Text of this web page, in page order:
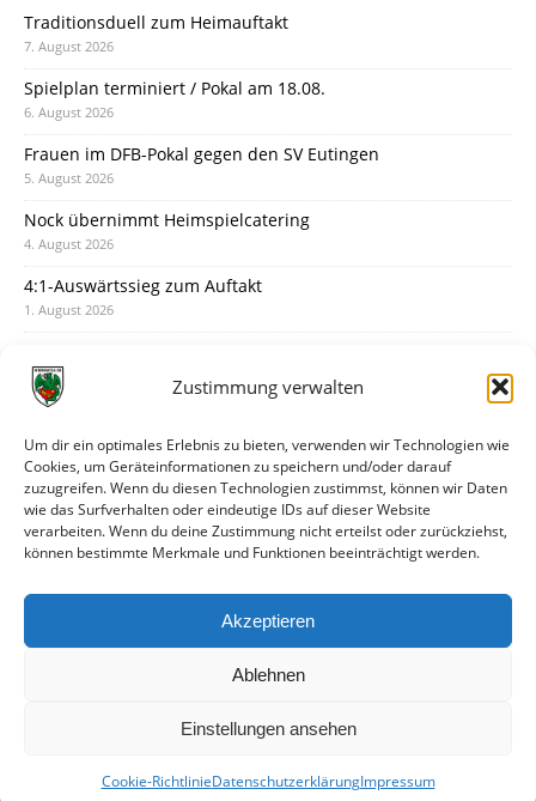
Zustimmung verwalten
Um dir ein optimales Erlebnis zu bieten, verwenden wir Technologien wie
Cookies, um Geräteinformationen zu speichern und/oder darauf
zuzugreifen. Wenn du diesen Technologien zustimmst, können wir Daten
wie das Surfverhalten oder eindeutige IDs auf dieser Website
verarbeiten. Wenn du deine Zustimmung nicht erteilst oder zurückziehst,
können bestimmte Merkmale und Funktionen beeinträchtigt werden.
Akzeptieren
Ablehnen
Einstellungen ansehen
Cookie-RichtlinieDatenschutzerklärungImpressum
Traditionsduell zum Heimauftakt
7. August 2026
Spielplan terminiert / Pokal am 18.08.
6. August 2026
Frauen im DFB-Pokal gegen den SV Eutingen
5. August 2026
Nock übernimmt Heimspielcatering
4. August 2026
4:1-Auswärtssieg zum Auftakt
1. August 2026
31. Juli 2026
30. Juli 2026
Deine Spielminute: 89+1
28. Juli 2026
Neuer Rückensponsor
Neue Podcast-Folge: So tickt Björn!
27. Juli 2026
© VfR Wormatia Worms